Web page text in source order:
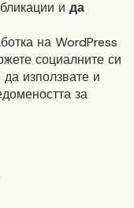
и да
на WordPress
социалните си
използвате и
за